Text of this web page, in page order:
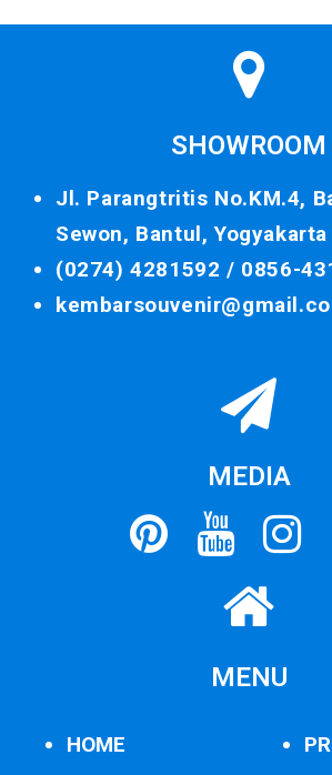
SHOWROOM
Jl. Parangtritis No.KM.4,
Sewon, Bantul,
(0274) 4281592 / 0856-
MEDIA
MENU
HOME